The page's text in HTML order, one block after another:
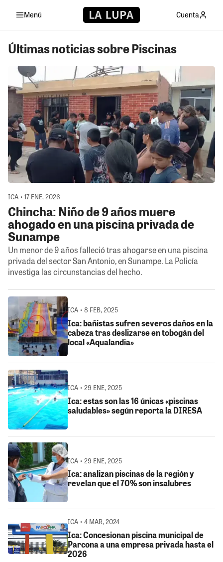
Menú Cuenta
Últimas noticias sobre Piscinas
ICA • 17 ENE, 2026
Chincha: Niño de 9 años muere
ahogado en una piscina privada de
Sunampe
Un menor de 9 años falleció tras ahogarse en una piscina
privada del sector San Antonio, en Sunampe. La Policía
investiga las circunstancias del hecho.
ICA • 8 FEB, 2025
Ica: bañistas sufren severos daños en la
cabeza tras deslizarse en tobogán del
local «Aqualandia»
ICA • 29 ENE, 2025
Ica: estas son las 16 únicas «piscinas
saludables» según reporta la DIRESA
ICA • 29 ENE, 2025
Ica: analizan piscinas de la región y
revelan que el 70% son insalubres
ICA • 4 MAR, 2024
Ica: Concesionan piscina municipal de
Parcona a una empresa privada hasta el
2026